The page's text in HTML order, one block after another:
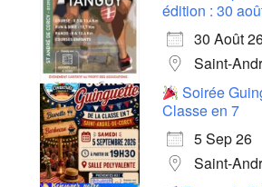
édition : 30
30 Août
Saint-
Soirée
Classe en 7
5 Sep 26
Saint-